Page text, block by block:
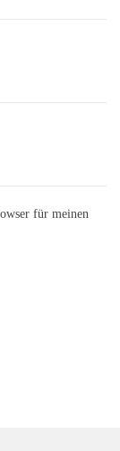
für meinen